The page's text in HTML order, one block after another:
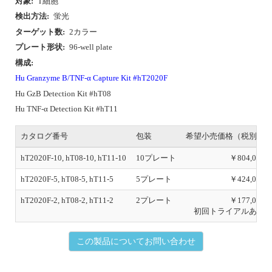
検出方法: 蛍光
ターゲット数: 2カラー
プレート形状: 96-well plate
構成:
Hu Granzyme B/TNF-α Capture Kit #hT2020F
Hu GzB Detection Kit #hT08
Hu TNF-α Detection Kit #hT11
カタログ番号 包装 希望小売価格（税別）
hT2020F-10, hT08-10, hT11-10 10プレート ￥804,000
hT2020F-5, hT08-5, hT11-5 5プレート ￥424,000
hT2020F-2, hT08-2, hT11-2 2プレート
￥177,000
初回トライアルあり
この製品についてお問い合わせ